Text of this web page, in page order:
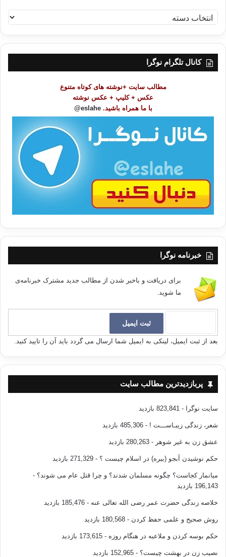
ه
ر
کانال تلگرام نوگرا
مطالب سایت +نوشته های کوتاه متنوع
عکس + کلیپ + عکس نوشته
با ما همراه باشید. eslahe@
خبرنامه نوگرا
برای دریافت و باخبر شدن از مطالب جدید مشترک خبرنامه‌ی
ما شوید.
بعد از ثبت ایمیل، لینکی به ایمیل شما ارسال می گردد باید آن را تایید کنید.
پربازدیدترین مطالب سایت
سایت نوگرا - 823,841 بازدید
شعر، زندگی زیبـاســـت ! - 485,306 بازدید
عشق زن به غیر شوهر - 280,263 بازدید
حکم نوشیدن آبجو (بیره) در اسلام چیست ؟ - 271,329 بازدید
میانمار کجاست؟ چگونه مسلمان شدند؟ و چرا قتل عام می شوند؟ -
196,143 بازدید
خلاصه زندگی حضرت عمر رضی الله تعالی عنه - 185,476 بازدید
روش صحیح و علمی حفظ کردن - 180,568 بازدید
حکم بوسه کردن و ملاعبه در هنگام روزه - 173,615 بازدید
نصیب زن در بهشت چیست؟ - 152,965 بازدید